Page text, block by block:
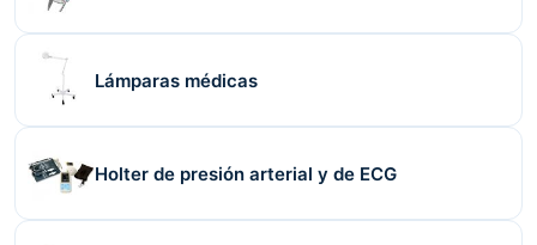
Lámparas médicas
Holter de presión arterial y de ECG